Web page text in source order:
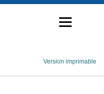
Version imprimable